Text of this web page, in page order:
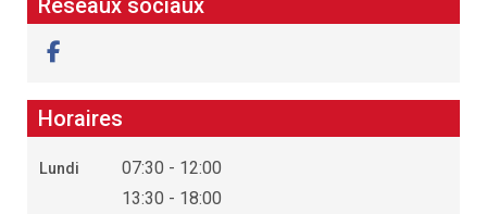
Horaires
Lundi
07:30 - 12:00
13:30 - 18:00